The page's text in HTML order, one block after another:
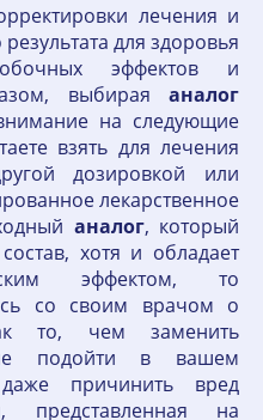
лечения и
для здоровья
эффектов и
выбирая аналог
на следующие
взять для лечения
дозировкой или
лекарственное
аналог, который
хотя и обладает
эффектом, то
со своим врачом о
то, чем заменить
подойти в вашем
причинить вред
представленная на